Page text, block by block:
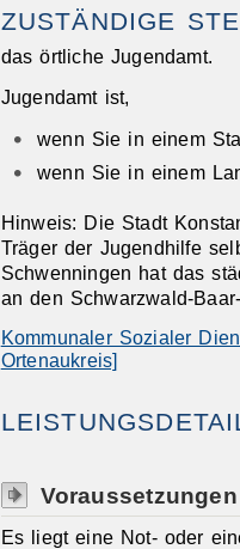
ZUSTÄNDIGE
das örtliche Jugendamt.
Jugendamt ist,
wenn Sie in einem
wenn Sie in einem
Hinweis: Die Stadt
Träger der Jugendhilfe
Schwenningen hat das
an den Schwarzwald-
Kommunaler Sozialer
Ortenaukreis]
Voraussetzungen
Es liegt eine Not- oder